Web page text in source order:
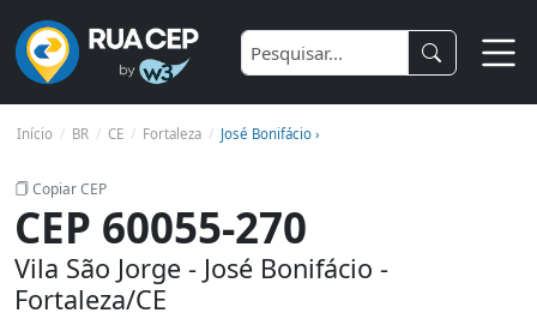
Início BR CE Fortaleza José Bonifácio ›
Copiar CEP
CEP 60055-270
Vila São Jorge - José Bonifácio -
Fortaleza/CE